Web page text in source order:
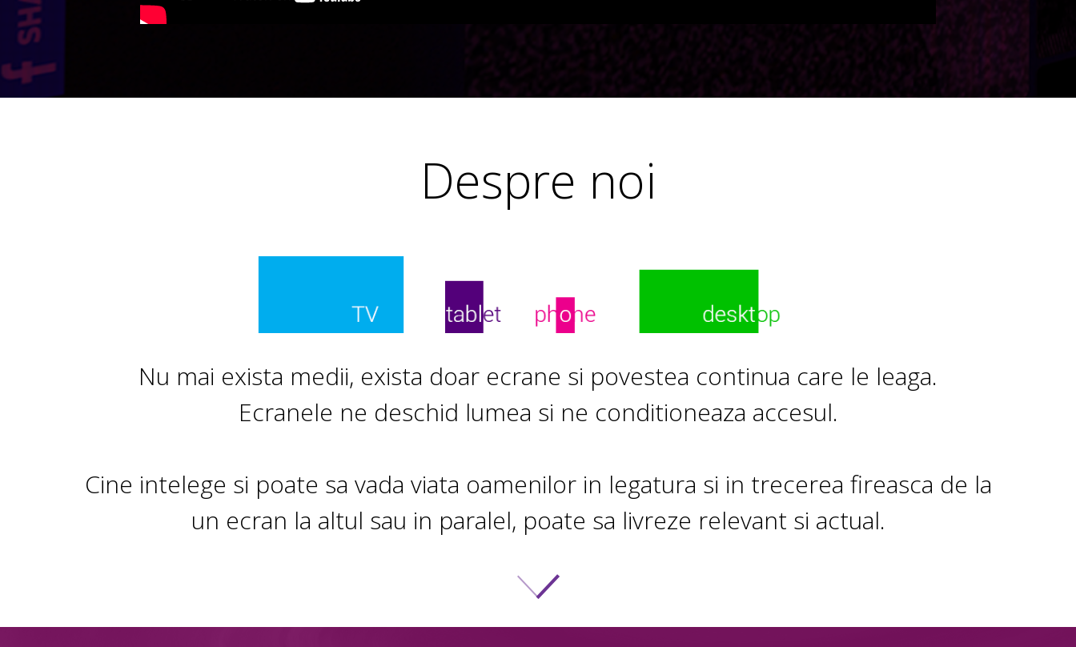
Despre noi
Nu mai exista medii, exista doar ecrane si povestea continua care le leaga.
Ecranele ne deschid lumea si ne conditioneaza accesul.
Cine intelege si poate sa vada viata oamenilor in legatura si in trecerea fireasca de la
un ecran la altul sau in paralel, poate sa livreze relevant si actual.